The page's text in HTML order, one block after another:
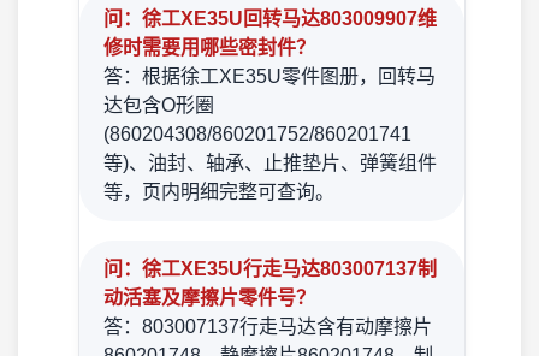
问：徐工XE35U回转马达803009907维
修时需要用哪些密封件？
答：根据徐工XE35U零件图册，回转马
达包含O形圈
(860204308/860201752/860201741
等)、油封、轴承、止推垫片、弹簧组件
等，页内明细完整可查询。
问：徐工XE35U行走马达803007137制
动活塞及摩擦片零件号？
答：803007137行走马达含有动摩擦片